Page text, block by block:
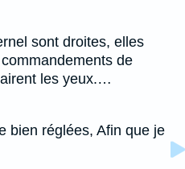
sont droites, elles
de
les yeux.…
bien réglées, Afin que je